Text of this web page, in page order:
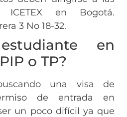
en Bogotá.
3 No 18-32.
en
o TP?
una visa de
de entrada en
un poco difícil ya que